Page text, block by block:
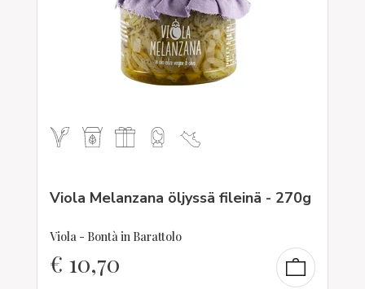
Viola Melanzana öljyssä fileinä - 270g
Viola - Bontà in Barattolo
€ 10,70